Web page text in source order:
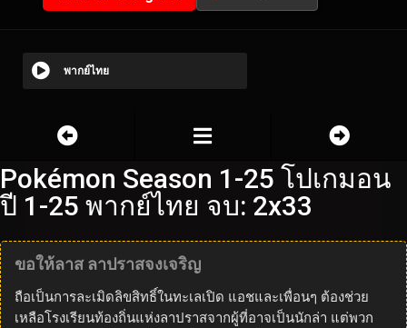
พากย์ไทย
Pokémon Season 1-25 โปเกมอน
ปี 1-25 พากย์ไทย จบ: 2x33
ขอให้ลาส ลาปราสจงเจริญ
ถือเป็นการละเมิดลิขสิทธิ์ในทะเลเปิด แอชและเพื่อนๆ ต้องช่วย
เหลือโรงเรียนท้องถิ่นแห่งลาปราสจากผู้ที่อาจเป็นนักล่า แต่พวก